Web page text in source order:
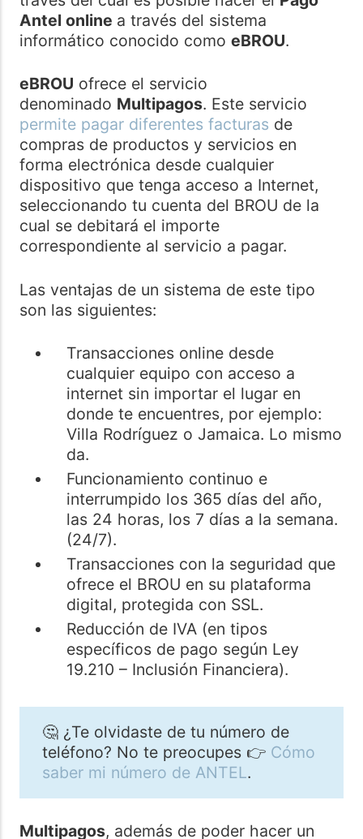
Antel online a través del sistema
informático conocido como eBROU.
eBROU ofrece el servicio
denominado Multipagos. Este servicio
permite pagar diferentes facturas de
compras de productos y servicios en
forma electrónica desde cualquier
dispositivo que tenga acceso a Internet,
seleccionando tu cuenta del BROU de la
cual se debitará el importe
correspondiente al servicio a pagar.
Las ventajas de un sistema de este tipo
son las siguientes:
Transacciones online desde
cualquier equipo con acceso a
internet sin importar el lugar en
donde te encuentres, por ejemplo:
Villa Rodríguez o Jamaica. Lo mismo
da.
Funcionamiento continuo e
interrumpido los 365 días del año,
las 24 horas, los 7 días a la semana.
(24/7).
Transacciones con la seguridad que
ofrece el BROU en su plataforma
digital, protegida con SSL.
Reducción de IVA (en tipos
específicos de pago según Ley
19.210 – Inclusión Financiera).
🤔 ¿Te olvidaste de tu número de
teléfono? No te preocupes 👉 Cómo
saber mi número de ANTEL.
Multipagos, además de poder hacer un